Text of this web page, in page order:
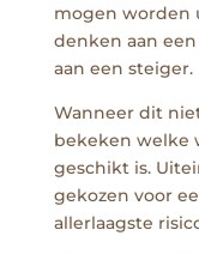
mogen worden
denken aan
aan een steiger.
Wanneer dit
bekeken welke
geschikt is.
gekozen voor
allerlaagste